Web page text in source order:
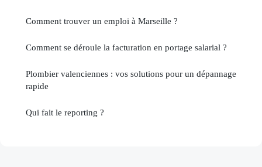
Comment trouver un emploi à Marseille ?
Comment se déroule la facturation en portage salarial ?
Plombier valenciennes : vos solutions pour un dépannage
rapide
Qui fait le reporting ?